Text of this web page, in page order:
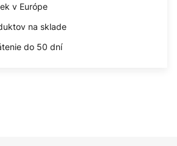
v Európe
na sklade
do 50 dní